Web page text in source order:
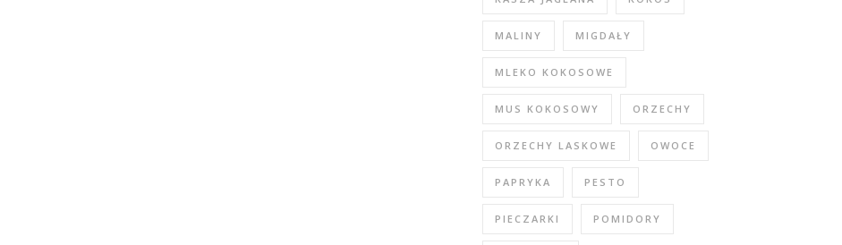
MALINY MIGDAŁY
MLEKO KOKOSOWE
MUS KOKOSOWY ORZECHY
ORZECHY LASKOWE OWOCE
PAPRYKA PESTO
PIECZARKI POMIDORY